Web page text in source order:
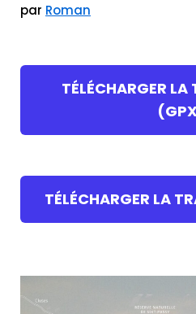
par Roman
TÉLÉCHARGER LA
TÉLÉCHARGER LA